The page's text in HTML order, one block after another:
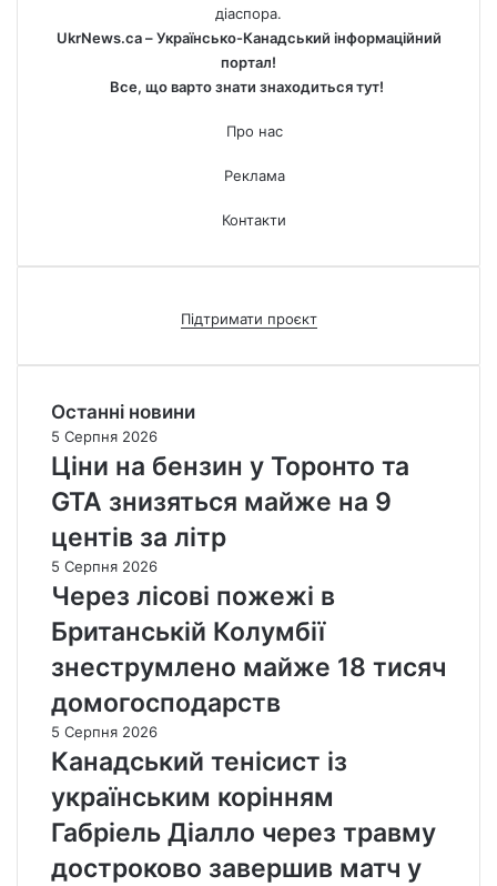
діаспора.
UkrNews.ca – Українсько-Канадський інформаційний
портал!
Все, що варто знати знаходиться тут!
Про нас
Реклама
Контакти
Підтримати проєкт
Останні новини
5 Серпня 2026
Ціни на бензин у Торонто та
GTA знизяться майже на 9
центів за літр
5 Серпня 2026
Через лісові пожежі в
Британській Колумбії
знеструмлено майже 18 тисяч
домогосподарств
5 Серпня 2026
Канадський тенісист із
українським корінням
Габріель Діалло через травму
достроково завершив матч у